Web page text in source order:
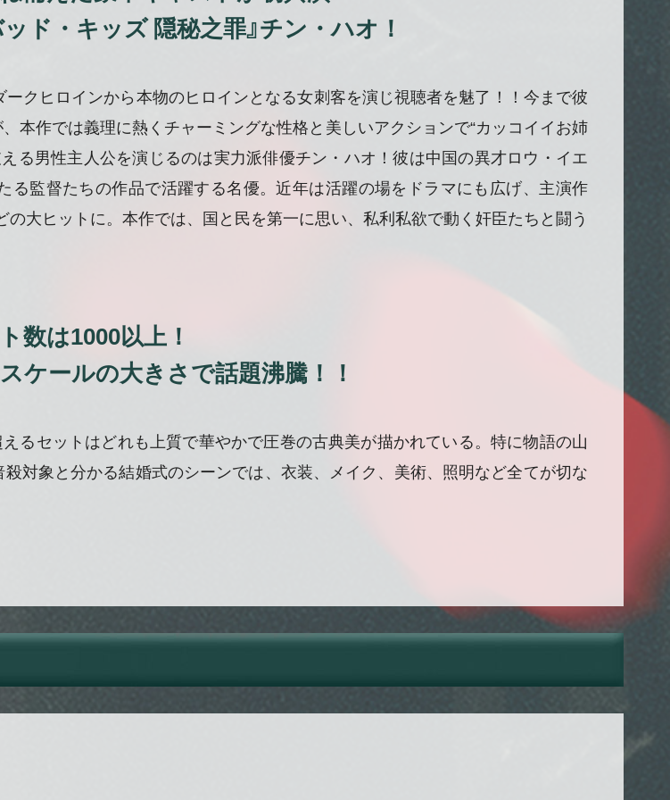
ッド・キッズ 隠秘之罪』チン・ハオ！
ークヒロインから本物のヒロインとなる女刺客を演じ視聴者を魅了！！今まで彼
本作では義理に熱くチャーミングな性格と美しいアクションで“カッコイイお姉
る男性主人公を演じるのは実力派俳優チン・ハオ！彼は中国の異才ロウ・イエ
監督たちの作品で活躍する名優。近年は活躍の場をドラマにも広げ、主演作
の大ヒットに。本作では、国と民を第一に思い、私利私欲で動く奸臣たちと闘う
数は1000以上！
ケールの大きさで話題沸騰！！
るセットはどれも上質で華やかで圧巻の古典美が描かれている。特に物語の山
対象と分かる結婚式のシーンでは、衣装、メイク、美術、照明など全てが切な